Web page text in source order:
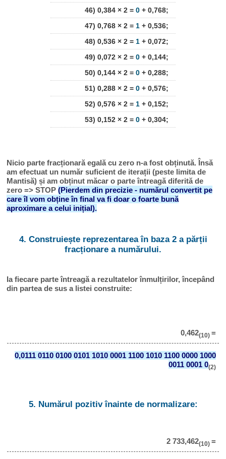
46) 0,384 × 2 = 0 + 0,768;
47) 0,768 × 2 = 1 + 0,536;
48) 0,536 × 2 = 1 + 0,072;
49) 0,072 × 2 = 0 + 0,144;
50) 0,144 × 2 = 0 + 0,288;
51) 0,288 × 2 = 0 + 0,576;
52) 0,576 × 2 = 1 + 0,152;
53) 0,152 × 2 = 0 + 0,304;
Nicio parte fracționară egală cu zero n-a fost obținută. Însă
am efectuat un număr suficient de iterații (peste limita de
Mantisă) și am obținut măcar o parte întreagă diferită de
zero => STOP(Pierdem din precizie - numărul convertit pe
care îl vom obține în final va fi doar o foarte bună
aproximare a celui inițial).
4. Construiește reprezentarea în baza 2 a părții
fracționare a numărului.
Ia fiecare parte întreagă a rezultatelor înmulțirilor, începând
din partea de sus a listei construite:
0,462(10) =
0,0111 0110 0100 0101 1010 0001 1100 1010 1100 0000 1000
0011 0001 0(2)
5. Numărul pozitiv înainte de normalizare:
2 733,462(10) =